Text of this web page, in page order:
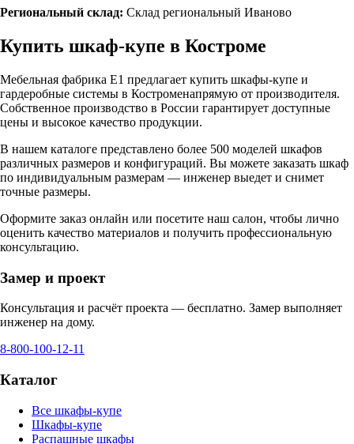
Региональный склад: Склад региональный Иваново
Купить шкаф-купе в Костроме
Мебельная фабрика Е1 предлагает купить шкафы-купе и
гардеробные системы в Костроменапрямую от производителя.
Собственное производство в России гарантирует доступные
цены и высокое качество продукции.
В нашем каталоге представлено более 500 моделей шкафов
различных размеров и конфигураций. Вы можете заказать шкаф
по индивидуальным размерам — инженер выедет и снимет
точные размеры.
Оформите заказ онлайн или посетите наш салон, чтобы лично
оценить качество материалов и получить профессиональную
консультацию.
Замер и проект
Консультация и расчёт проекта — бесплатно. Замер выполняет
инженер на дому.
8-800-100-12-11
Каталог
Все шкафы-купе
Шкафы-купе
Распашные шкафы